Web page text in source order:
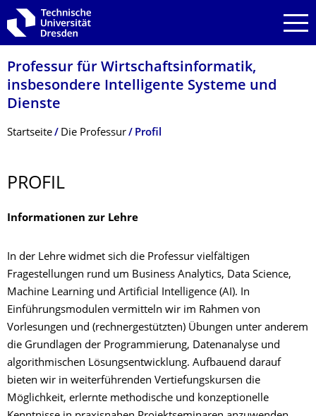
Zur Hauptnavigation springen
Zur Suche springen
Zum Inhalt springen
Professur für Wirtschaftsinfor­matik,
insbesondere Intelligente Systeme und
Dienste
Breadcrumb-Menü
Startseite Die Professur Profil
PROFIL
Informationen zur Lehre
In der Lehre widmet sich die Professur vielfältigen
Fragestellungen rund um Business Analytics, Data Science,
Machine Learning und Artificial Intelligence (AI). In
Einführungsmodulen vermitteln wir im Rahmen von
Vorlesungen und (rechnergestützten) Übungen unter anderem
die Grundlagen der Programmierung, Datenanalyse und
algorithmischen Lösungsentwicklung. Aufbauend darauf
bieten wir in weiterführenden Vertiefungskursen die
Möglichkeit, erlernte methodische und konzeptionelle